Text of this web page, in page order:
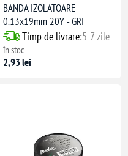
BANDA IZOLATOARE
0.13x19mm 20Y - GRI
Timp de livrare:5-7 zile
în stoc
2,93 lei